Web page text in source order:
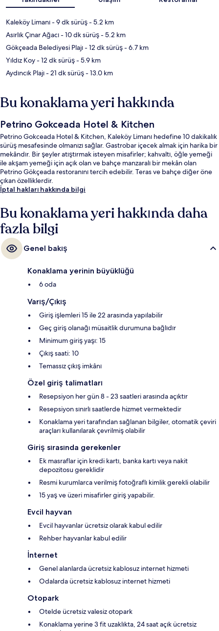
Kaleköy Limanı- 9 dk sürüş- 5.2 km
Asırlık Çınar Ağacı- 10 dk sürüş- 5.2 km
Gökçeada Belediyesi Plajı- 12 dk sürüş- 6.7 km
Yıldız Koy- 12 dk sürüş- 5.9 km
Aydıncık Plajı- 21 dk sürüş- 13.0 km
Bu konaklama yeri hakkında
Petrino Gokceada Hotel & Kitchen
Petrino Gokceada Hotel & Kitchen, Kaleköy Limanı hedefine 10 dakikalık
sürüş mesafesinde olmanızı sağlar. Gastrobar içecek almak için harika bir
mekândır. Bir şeyler atıştırmak isteyen misafirler; kahvaltı, öğle yemeği
ile akşam yemeği için açık olan ve bahçe manzaralı bir mekân olan
Petrino Gökçeada restoranını tercih edebilir. Teras ve bahçe diğer öne
çıkan özelliklerdir.
İptal hakları hakkında bilgi
Bu konaklama yeri hakkında daha
fazla bilgi
Genel bakış
Konaklama yerinin büyüklüğü
6 oda
Varış/Çıkış
Giriş işlemleri 15 ile 22 arasında yapılabilir
Geç giriş olanağı müsaitlik durumuna bağlıdır
Minimum giriş yaşı: 15
Çıkış saati: 10
Temassız çıkış imkânı
Özel giriş talimatları
Resepsiyon her gün 8 - 23 saatleri arasında açıktır
Resepsiyon sınırlı saatlerde hizmet vermektedir
Konaklama yeri tarafından sağlanan bilgiler, otomatik çeviri
araçları kullanılarak çevrilmiş olabilir
Giriş sırasında gerekenler
Ek masraflar için kredi kartı, banka kartı veya nakit
depozitosu gereklidir
Resmi kurumlarca verilmiş fotoğraflı kimlik gerekli olabilir
15 yaş ve üzeri misafirler giriş yapabilir.
Evcil hayvan
Evcil hayvanlar ücretsiz olarak kabul edilir
Rehber hayvanlar kabul edilir
İnternet
Genel alanlarda ücretsiz kablosuz internet hizmeti
Odalarda ücretsiz kablosuz internet hizmeti
Otopark
Otelde ücretsiz valesiz otopark
Konaklama yerine 3 fit uzaklıkta, 24 saat açık ücretsiz